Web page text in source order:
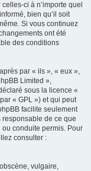
ci à n’importe quel
bien qu’il soit
Si vous continuez
ont été
des conditions
par « ils », « eux »,
Limited »,
sous la licence «
« GPL ») et qui peut
facilite seulement
responsable de ce que
ou conduite permis. Pour
consulter :
vulgaire,